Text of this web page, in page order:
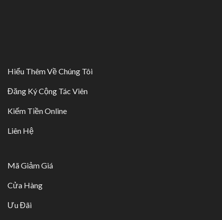
Hiểu Thêm Về Chúng Tôi
Đăng Ký Cộng Tác Viên
Kiếm Tiền Online
Liên Hệ
Mã Giảm Giá
Cửa Hàng
Ưu Đãi